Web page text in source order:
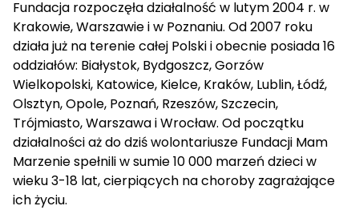
Fundacja rozpoczęła działalność w lutym 2004 r. w
Krakowie, Warszawie i w Poznaniu. Od 2007 roku
działa już na terenie całej Polski i obecnie posiada 16
oddziałów: Białystok, Bydgoszcz, Gorzów
Wielkopolski, Katowice, Kielce, Kraków, Lublin, Łódź,
Olsztyn, Opole, Poznań, Rzeszów, Szczecin,
Trójmiasto, Warszawa i Wrocław. Od początku
działalności aż do dziś wolontariusze Fundacji Mam
Marzenie spełnili w sumie 10 000 marzeń dzieci w
wieku 3-18 lat, cierpiących na choroby zagrażające
ich życiu.